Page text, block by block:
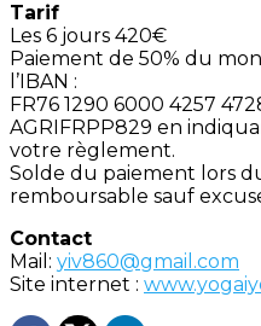
Tarif
Les 6 jours 420€
Paiement de 50% du
l’IBAN :
FR76 1290 6000 4257
AGRIFRPP829 en
votre règlement.
Solde du paiement lors
remboursable sauf
Contact
Mail: yiv860@gmail.com
Site internet :